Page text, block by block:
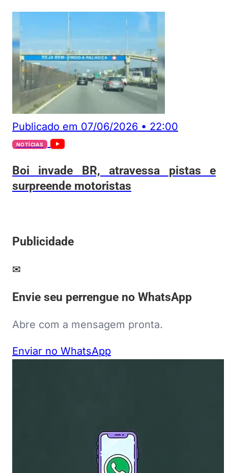
Publicado em 07/06/2026 • 22:00
NOTÍCIAS
Boi invade BR, atravessa pistas e
surpreende motoristas
Publicidade
✉
Envie seu perrengue no WhatsApp
Abre com a mensagem pronta.
Enviar no WhatsApp